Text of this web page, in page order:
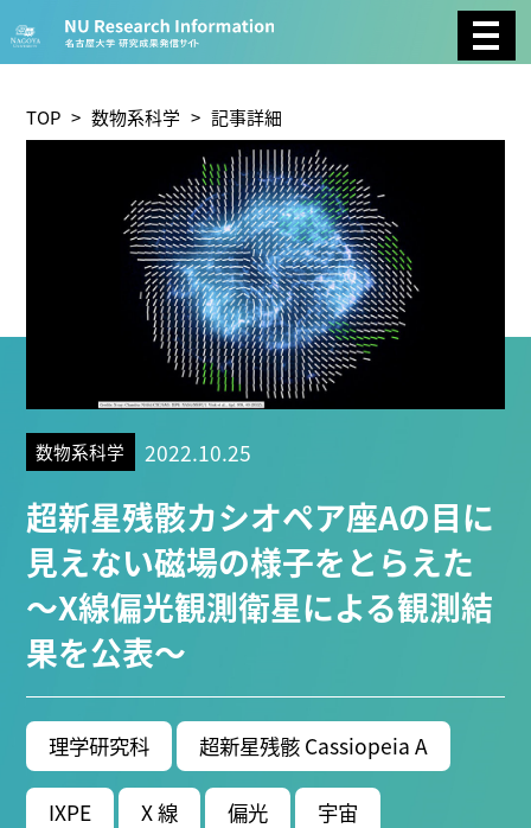
CATEGORY
環境学 生物学
総合生物
化学
情報学 数物系科学
TAG
(175)
生命農学研究科 (116)
トランスフォーマティ
ブ生命分子研究所 (75)
環境学研究科 (66)
宇宙地球
環境研究所 (63)
未来材料・システム研究所 (60)
報学研究科 (47)
植物 (33) 機械学習 (31)
高等
研究院 (26)
生物機能開発利用研究センター (24)
境医学研究所 (23)
宇宙 (21)
創薬科学研究科 (20)
シロイヌナズ
ナ (19)
オーロラ (17)
Research VIDEOS
TOP >数物系科学 > 記事詳細
数物系科学 2022.10.25
超新星残骸カシオペア座Aの目に
見えない磁場の様子をとらえた
～X線偏光観測衛星による観測結
果を公表～
理学研究科 超新星残骸 Cassiopeia A
IXPE X 線 偏光 宇宙